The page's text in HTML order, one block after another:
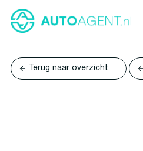
Terug naar overzicht